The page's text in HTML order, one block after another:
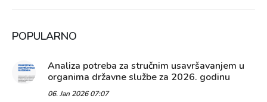
POPULARNO
Analiza potreba za stručnim usavršavanjem u
organima državne službe za 2026. godinu
06. Jan 2026 07:07